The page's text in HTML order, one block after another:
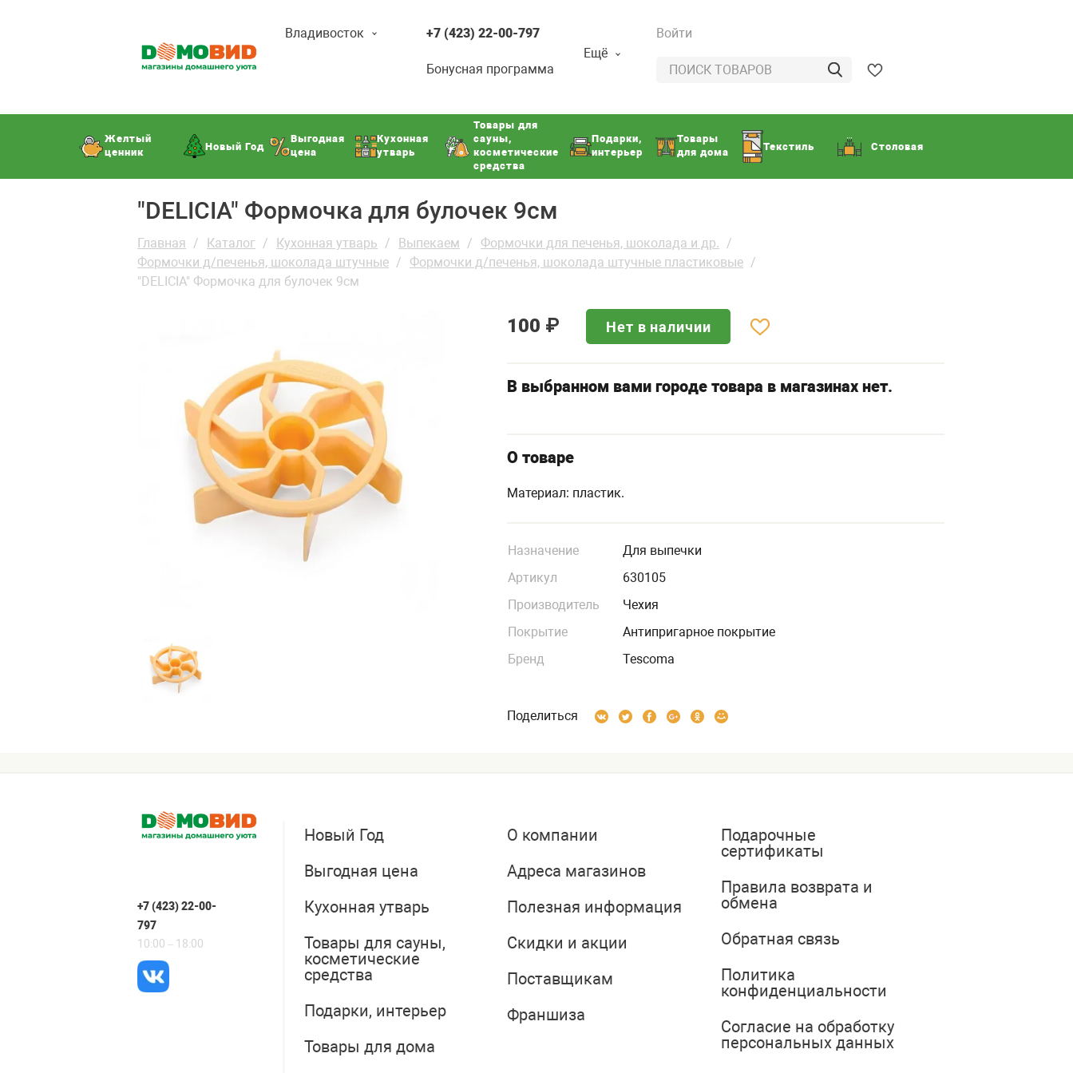
Владивосток +7 (423) 22-00-797
Бонусная программа
Ещё
Войти
Желтый
ценник
Новый Год
Выгодная
цена
Кухонная
утварь
Товары для
сауны,
косметические
средства
Подарки,
интерьер
Товары
для дома
Текстиль Столовая
"DELICIA" Формочка для булочек 9см
Главная Каталог Кухонная утварь Выпекаем
Формочки для печенья, шоколада и др.
Формочки д/печенья, шоколада штучные
Формочки д/печенья, шоколада штучные пластиковые
"DELICIA" Формочка для булочек 9см
100 ₽ Нет в наличии
В выбранном вами городе товара в магазинах нет.
О товаре
Материал: пластик.
Назначение
Для выпечки
Артикул
630105
Производитель
Чехия
Покрытие
Антипригарное покрытие
Бренд
Tescoma
Поделиться
+7 (423) 22-00-
797
10:00 – 18:00
Новый Год
Выгодная цена
Кухонная утварь
Товары для сауны,
косметические
средства
Подарки, интерьер
Товары для дома
О компании
Адреса магазинов
Полезная информация
Скидки и акции
Поставщикам
Франшиза
Подарочные
сертификаты
Правила возврата и
обмена
Обратная связь
Политика
конфиденциальности
Согласие на обработку
персональных данных